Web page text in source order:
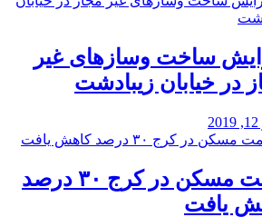
ساخت وسازهای غیر
در خیابان زیبادشت
️قیمت مسکن در کرج ۳۰ درصد
یافت